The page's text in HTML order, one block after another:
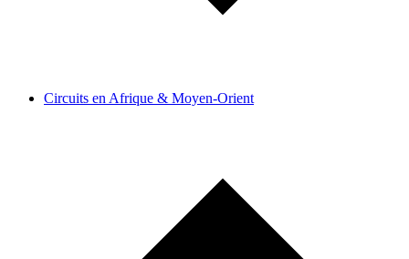
Circuits en Afrique & Moyen-Orient